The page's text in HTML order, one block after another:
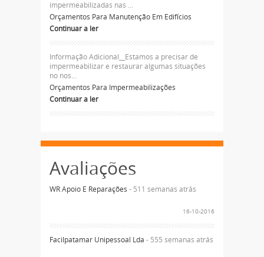
impermeabilizadas nas ...
Orçamentos Para Manutenção Em Edifícios
Continuar a ler
Informação Adicional__Estamos a precisar de
impermeabilizar e restaurar algumas situações
no nos...
Orçamentos Para Impermeabilizações
Continuar a ler
Avaliações
WR Apoio E Reparações - 511 semanas atrás
16-10-2016
Facilpatamar Unipessoal Lda - 555 semanas atrás